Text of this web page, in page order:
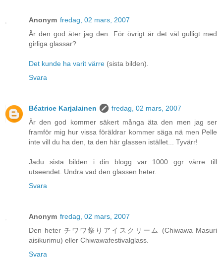
Anonym fredag, 02 mars, 2007
Är den god äter jag den. För övrigt är det väl gulligt med
girliga glassar?
Det kunde ha varit värre (sista bilden).
Svara
Béatrice Karjalainen
fredag, 02 mars, 2007
Är den god kommer säkert många äta den men jag ser
framför mig hur vissa föräldrar kommer säga nä men Pelle
inte vill du ha den, ta den här glassen istället... Tyvärr!
Jadu sista bilden i din blogg var 1000 ggr värre till
utseendet. Undra vad den glassen heter.
Svara
Anonym fredag, 02 mars, 2007
Den heter チワワ祭りアイスクリーム (Chiwawa Masuri
aisikurimu) eller Chiwawafestivalglass.
Svara